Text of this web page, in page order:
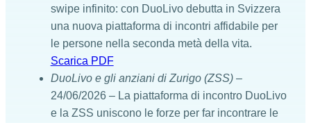
swipe infinito: con DuoLivo debutta in Svizzera
una nuova piattaforma di incontri affidabile per
le persone nella seconda metà della vita.
Scarica PDF
DuoLivo e gli anziani di Zurigo (ZSS)–
24/06/2026 – La piattaforma di incontro DuoLivo
e la ZSS uniscono le forze per far incontrare le